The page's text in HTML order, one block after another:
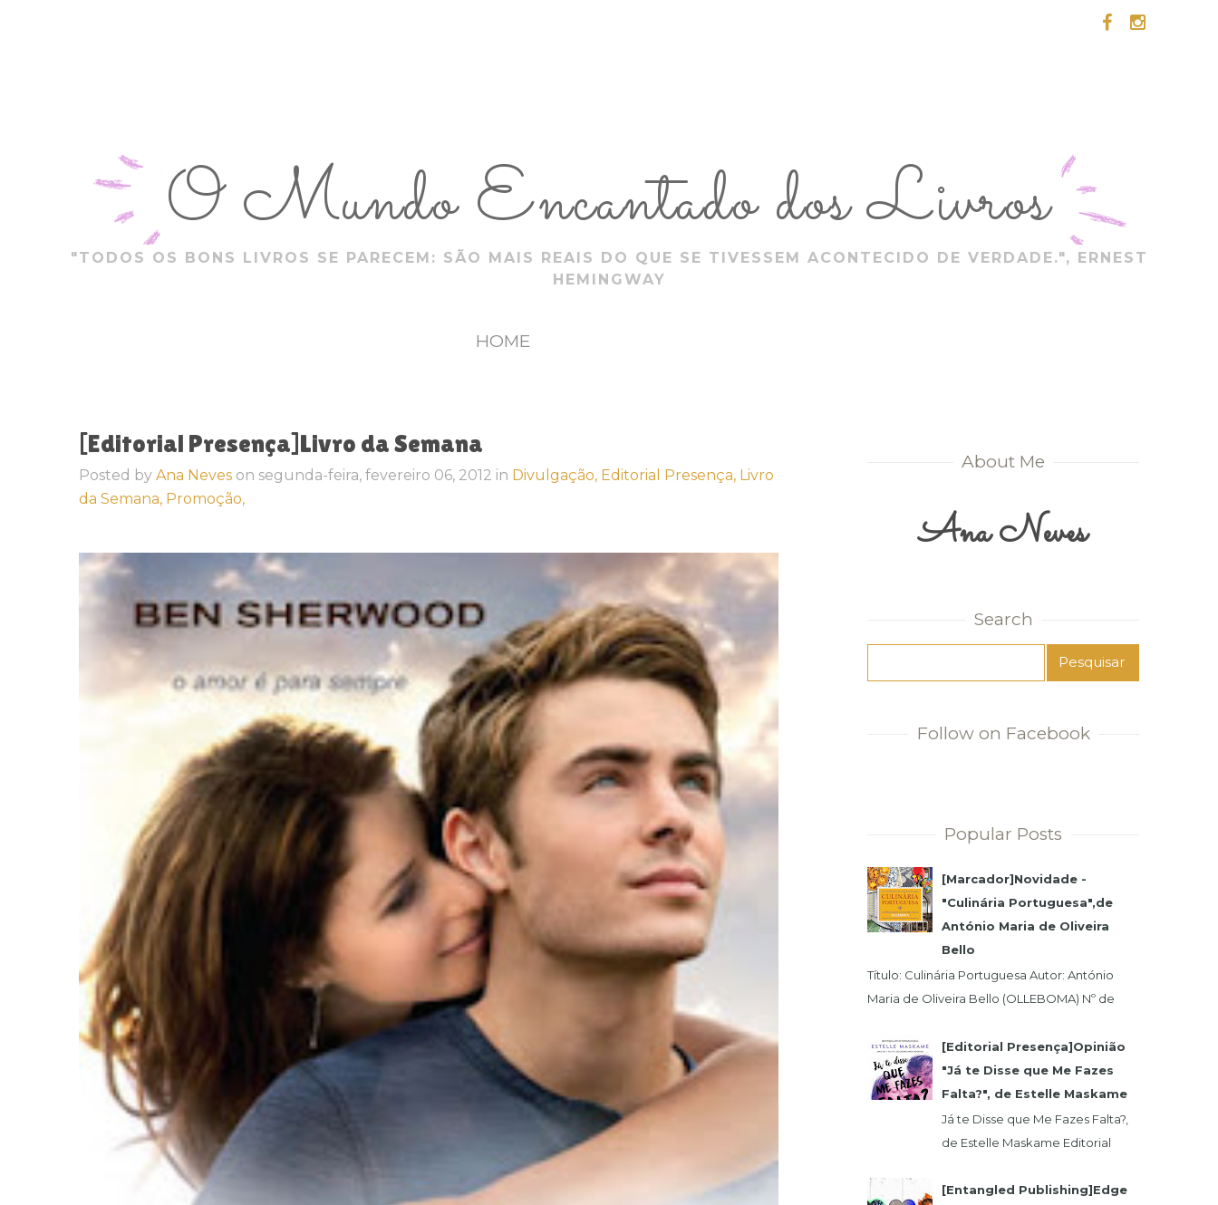
O Mundo Encantado dos Livros
"TODOS OS BONS LIVROS SE PARECEM: SÃO MAIS REAIS DO QUE SE TIVESSEM ACONTECIDO DE VERDADE.", ERNEST
HEMINGWAY
HOME
[Editorial Presença]Livro da Semana
Posted by Ana Neves on segunda-feira, fevereiro 06, 2012 in Divulgação, Editorial Presença, Livro
da Semana, Promoção,
About Me
Ana Neves
Search
Follow on Facebook
Popular Posts
[Marcador]Novidade -
"Culinária Portuguesa",de
António Maria de Oliveira
Bello
Título: Culinária Portuguesa Autor: António
Maria de Oliveira Bello (OLLEBOMA) Nº de
[Editorial Presença]Opinião
"Já te Disse que Me Fazes
Falta?", de Estelle Maskame
Já te Disse que Me Fazes Falta?,
de Estelle Maskame Editorial
Uma última oportunidade para o
[Entangled Publishing]Edge